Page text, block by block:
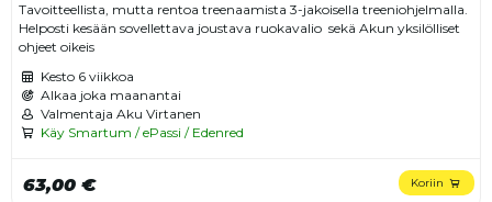
Tavoitteellista, mutta rentoa treenaamista 3-jakoisella treeniohjelmalla.
Helposti kesään sovellettava joustava ruokavalio sekä Akun yksilölliset
ohjeet oikeis
Kesto 6 viikkoa
Alkaa joka maanantai
Valmentaja Aku Virtanen
Käy Smartum / ePassi / Edenred
63,00 € Koriin